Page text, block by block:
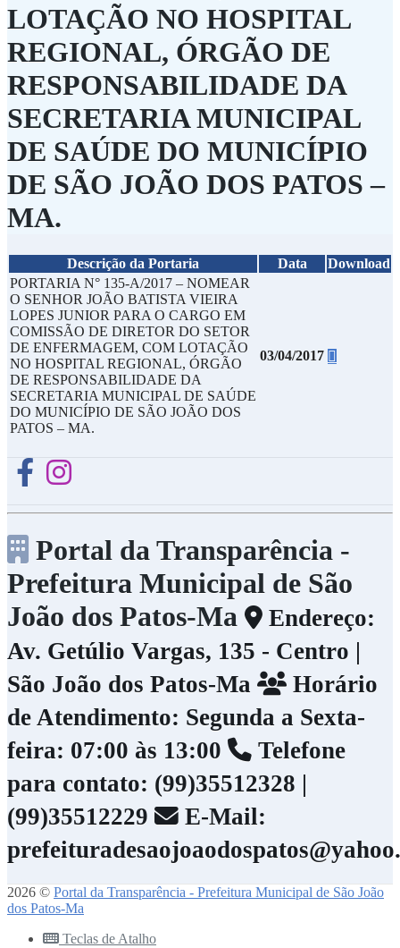
LOTAÇÃO NO HOSPITAL
REGIONAL, ÓRGÃO DE
RESPONSABILIDADE DA
SECRETARIA MUNICIPAL
DE SAÚDE DO MUNICÍPIO
DE SÃO JOÃO DOS PATOS –
MA.
Descrição da Portaria Data
Download
PORTARIA N° 135-A/2017 – NOMEAR
O SENHOR JOÃO BATISTA VIEIRA
LOPES JUNIOR PARA O CARGO EM
COMISSÃO DE DIRETOR DO SETOR
DE ENFERMAGEM, COM LOTAÇÃO
NO HOSPITAL REGIONAL, ÓRGÃO
DE RESPONSABILIDADE DA
SECRETARIA MUNICIPAL DE SAÚDE
DO MUNICÍPIO DE SÃO JOÃO DOS
PATOS – MA.
03/04/2017
Portal da Transparência -
Prefeitura Municipal de São
João dos Patos-Ma
Endereço:
Av. Getúlio Vargas, 135 - Centro |
São João dos Patos-Ma
Horário
de Atendimento: Segunda a Sexta-
feira: 07:00 às 13:00
Telefone
para contato: (99)35512328 |
(99)35512229
E-Mail:
2026 © Portal da Transparência - Prefeitura Municipal de São João
dos Patos-Ma
Teclas de Atalho